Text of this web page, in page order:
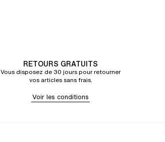
RETOURS GRATUITS
Vous disposez de 30 jours pour retourner
vos articles sans frais.
Voir les conditions